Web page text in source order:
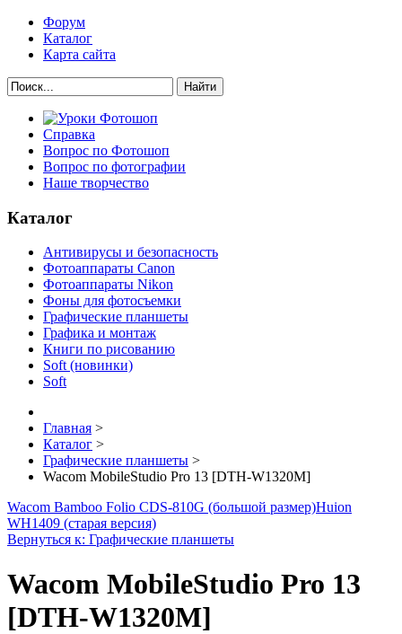
Форум
Каталог
Карта сайта
Найти
Справка
Вопрос по Фотошоп
Вопрос по фотографии
Наше творчество
Каталог
Антивирусы и безопасность
Фотоаппараты Canon
Фотоаппараты Nikon
Фоны для фотосъемки
Графические планшеты
Графика и монтаж
Книги по рисованию
Soft (новинки)
Soft
Главная >
Каталог >
Графические планшеты >
Wacom MobileStudio Pro 13 [DTH-W1320M]
Wacom Bamboo Folio CDS-810G (большой размер)Huion
WH1409 (старая версия)
Вернуться к: Графические планшеты
Wacom MobileStudio Pro 13
[DTH-W1320M]